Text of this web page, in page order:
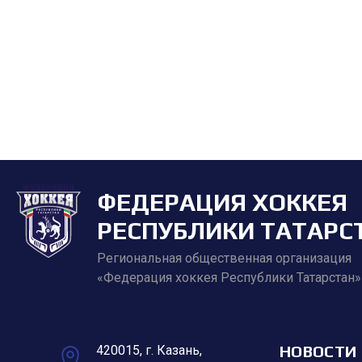
ФЕДЕРАЦИЯ ХОККЕЯ
РЕСПУБЛИКИ
Региональная общественная организация
«Федерация хоккея Республики Татарстан»
420015, г. Казань,
НОВОСТИ